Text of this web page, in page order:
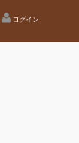
ログイン